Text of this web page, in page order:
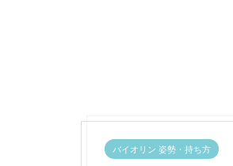
バイオリン 姿勢・持ち方